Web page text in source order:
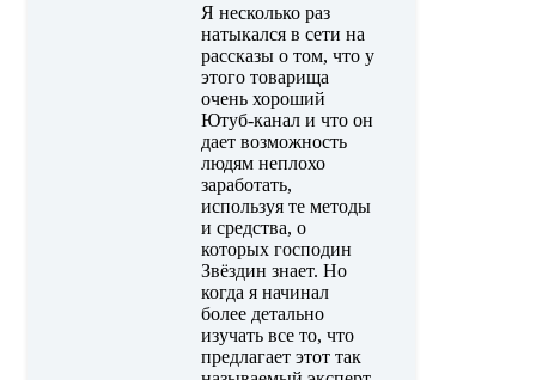
Я несколько раз
натыкался в сети на
рассказы о том, что у
этого товарища
очень хороший
Ютуб-канал и что он
дает возможность
людям неплохо
заработать,
используя те методы
и средства, о
которых господин
Звёздин знает. Но
когда я начинал
более детально
изучать все то, что
предлагает этот так